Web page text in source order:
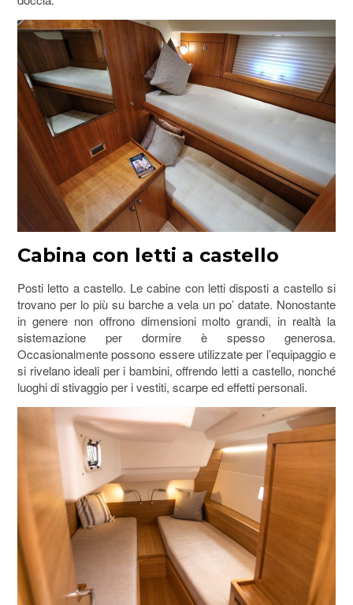
Cabina con letti a castello
Posti letto a castello. Le cabine con letti disposti a castello si
trovano per lo più su barche a vela un po’ datate. Nonostante
in genere non offrono dimensioni molto grandi, in realtà la
sistemazione per dormire è spesso generosa.
Occasionalmente possono essere utilizzate per l’equipaggio e
si rivelano ideali per i bambini, offrendo letti a castello, nonché
luoghi di stivaggio per i vestiti, scarpe ed effetti personali.